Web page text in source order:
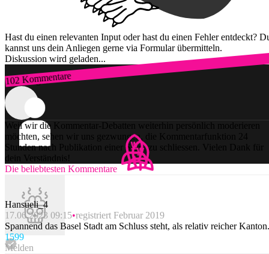
Hast du einen relevanten Input oder hast du einen Fehler entdeckt?
kannst uns dein Anliegen gerne via Formular übermitteln.
Diskussion wird geladen...
102 Kommentare
Zum Login
Weil wir die Kommentar-Debatten weiterhin persönlich moderieren
möchten, sehen wir uns gezwungen, die Kommentarfunktion 24
Stunden nach Publikation einer Story zu schliessen. Vielen Dank für
dein Verständnis!
Die beliebtesten Kommentare
Hansueli_4
17.06.2023 09:15 registriert Februar 2019
Spannend das Basel Stadt am Schluss steht, als relativ reicher Kanton.
1599
Melden